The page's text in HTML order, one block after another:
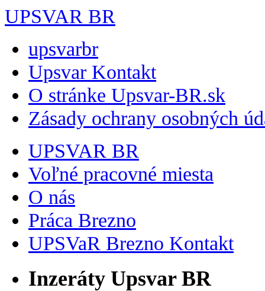
UPSVAR BR
upsvarbr
Upsvar Kontakt
O stránke Upsvar-BR.sk
Zásady ochrany osobných
UPSVAR BR
Voľné pracovné miesta
O nás
Práca Brezno
UPSVaR Brezno Kontakt
Inzeráty Upsvar BR